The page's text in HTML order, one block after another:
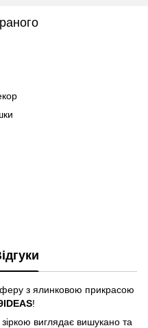
з ялинковою прикрасою
!
виглядає вишукано та